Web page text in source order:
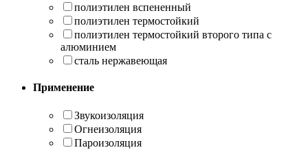
полиэтилен вспененный
полиэтилен термостойкий
полиэтилен термостойкий второго типа с
алюминием
сталь нержавеющая
Применение
Звукоизоляция
Огнеизоляция
Пароизоляция